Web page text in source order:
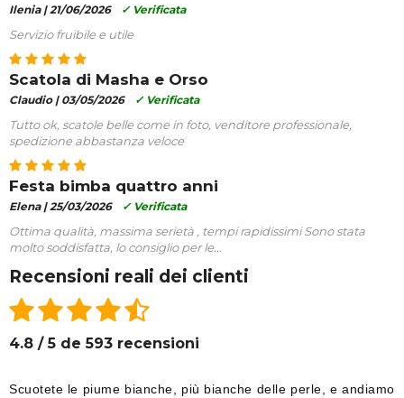
Ilenia |21/06/2026 ✓ Verificata
Servizio fruibile e utile
Scatola di Masha e Orso
Claudio | 03/05/2026 ✓ Verificata
Tutto ok, scatole belle come in foto, venditore professionale,
spedizione abbastanza veloce
Festa bimba quattro anni
Elena |25/03/2026 ✓ Verificata
Ottima qualità, massima serietà , tempi rapidissimi Sono stata
molto soddisfatta, lo consiglio per le...
Recensioni reali dei clienti
4.8 / 5 de 593 recensioni
Scuotete le piume bianche, più bianche delle perle, e andiamo